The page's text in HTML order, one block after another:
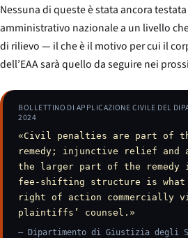
Nessuna di queste è stata ancora
amministrativo nazionale a un livello
di rilievo — il che è il motivo per cui il
dell’EAA sarà quello da seguire nei
BOLLETTINO DI APPLICAZIONE CIVILE DEL
2024
«Civil penalties are part of
remedy; injunctive relief and
the larger part of the remedy
fee-shifting structure is what
right of action commercially
plaintiffs’ counsel.»
— Dipartimento di Giustizia degli